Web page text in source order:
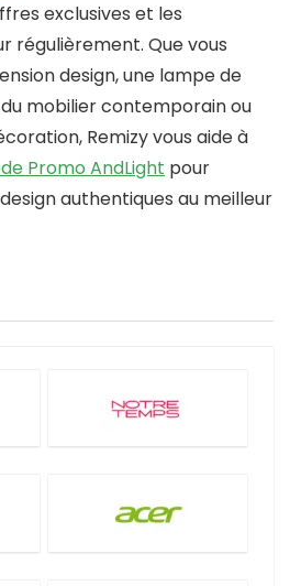
exclusives et les
régulièrement. Que vous
design, une lampe de
mobilier contemporain ou
Remizyvous aide à
Promo AndLight pour
authentiques au meilleur